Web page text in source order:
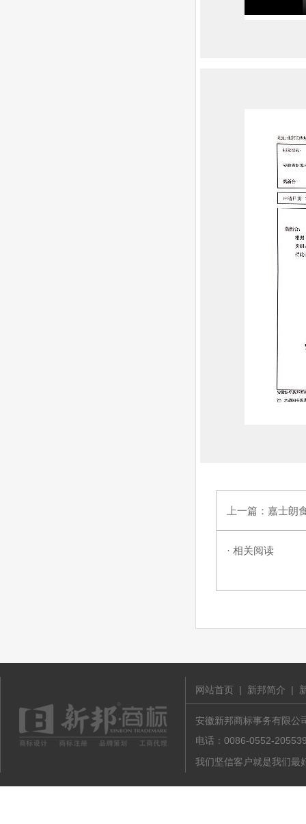
上一篇： 嘉士朗
· 相关阅读
网站首页 | 新邦简介 |
安徽新邦商标事务有限公
电话：0086-0552-
我们坚信客户就是我们最